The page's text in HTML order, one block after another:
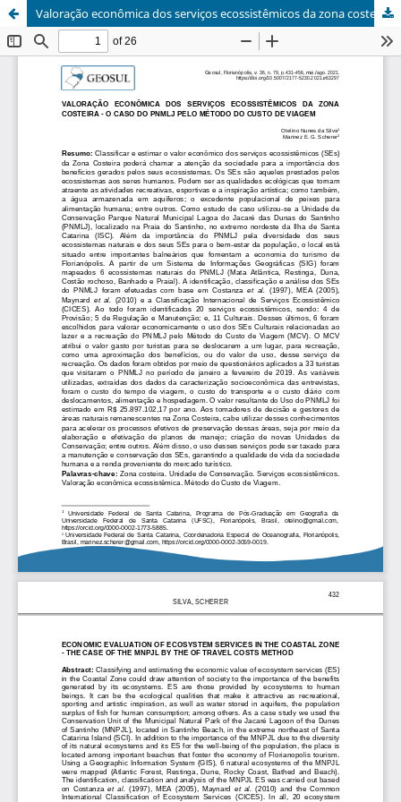
Valoração econômica dos serviços ecossistêmicos da zona costeira - o caso do PNMLJ pelo método dos custos de viagem